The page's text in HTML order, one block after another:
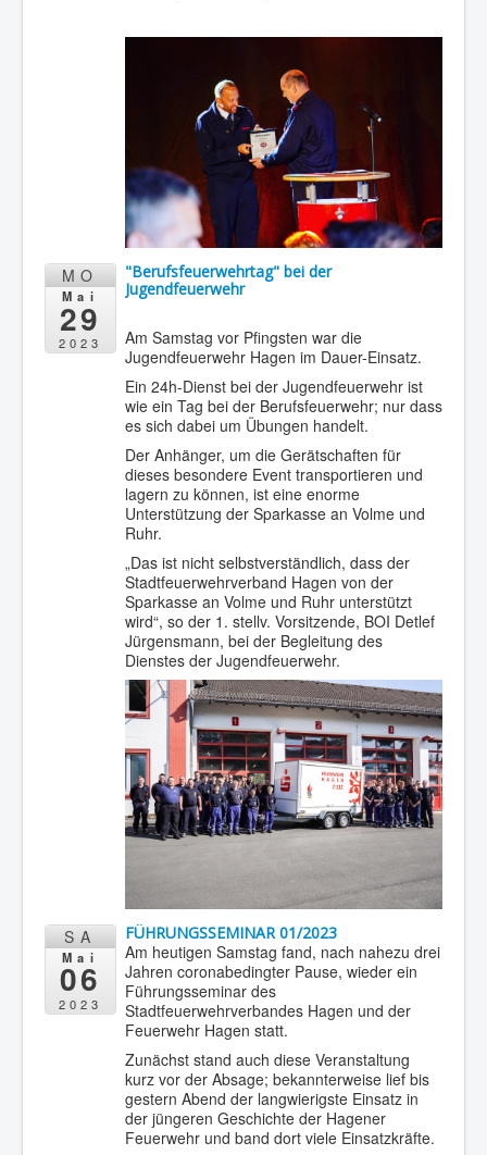
MO
Mai
29
2023
"Berufsfeuerwehrtag" bei der
Jugendfeuerwehr
Am Samstag vor Pfingsten war die
Jugendfeuerwehr Hagen im Dauer-Einsatz.
Ein 24h-Dienst bei der Jugendfeuerwehr ist
wie ein Tag bei der Berufsfeuerwehr; nur dass
es sich dabei um Übungen handelt.
Der Anhänger, um die Gerätschaften für
dieses besondere Event transportieren und
lagern zu können, ist eine enorme
Unterstützung der Sparkasse an Volme und
Ruhr.
„Das ist nicht selbstverständlich, dass der
Stadtfeuerwehrverband Hagen von der
Sparkasse an Volme und Ruhr unterstützt
wird“, so der 1. stellv. Vorsitzende, BOI Detlef
Jürgensmann, bei der Begleitung des
Dienstes der Jugendfeuerwehr.
SA
Mai
06
2023
FÜHRUNGSSEMINAR 01/2023
Am heutigen Samstag fand, nach nahezu drei
Jahren coronabedingter Pause, wieder ein
Führungsseminar des
Stadtfeuerwehrverbandes Hagen und der
Feuerwehr Hagen statt.
Zunächst stand auch diese Veranstaltung
kurz vor der Absage; bekannterweise lief bis
gestern Abend der langwierigste Einsatz in
der jüngeren Geschichte der Hagener
Feuerwehr und band dort viele Einsatzkräfte.